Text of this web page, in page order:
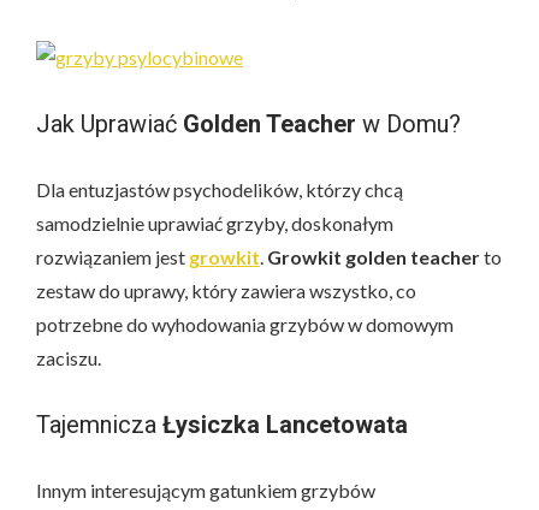
Jak Uprawiać Golden Teacher w Domu?
Dla entuzjastów psychodelików, którzy chcą
samodzielnie uprawiać grzyby, doskonałym
rozwiązaniem jest growkit. Growkit golden teacherto
zestaw do uprawy, który zawiera wszystko, co
potrzebne do wyhodowania grzybów w domowym
zaciszu.
Tajemnicza Łysiczka Lancetowata
Innym interesującym gatunkiem grzybów